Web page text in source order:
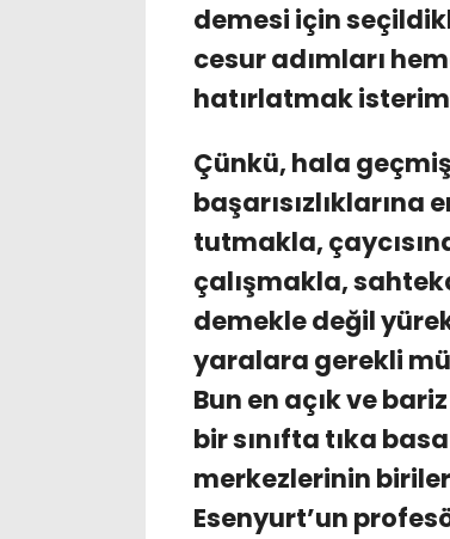
demesi için
cesur adımları
hatırlatmak
Çünkü, hala
başarısızlıklarına
tutmakla,
çalışmakla,
demekle değil
yaralara gerekli
Bun en açık ve
bir sınıfta tıka
merkezlerinin
Esenyurt’un